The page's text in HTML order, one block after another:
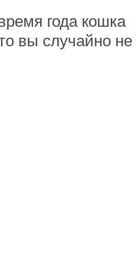
года кошка
вы случайно не